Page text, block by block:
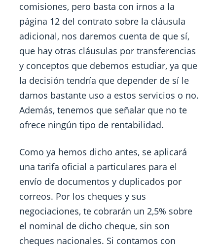
comisiones, pero basta con irnos a la
página 12 del contrato sobre la cláusula
adicional, nos daremos cuenta de que sí,
que hay otras cláusulas por transferencias
y conceptos que debemos estudiar, ya que
la decisión tendría que depender de sí le
damos bastante uso a estos servicios o no.
Además, tenemos que señalar que no te
ofrece ningún tipo de rentabilidad.
Como ya hemos dicho antes, se aplicará
una tarifa oficial a particulares para el
envío de documentos y duplicados por
correos. Por los cheques y sus
negociaciones, te cobrarán un 2,5% sobre
el nominal de dicho cheque, sin son
cheques nacionales. Si contamos con